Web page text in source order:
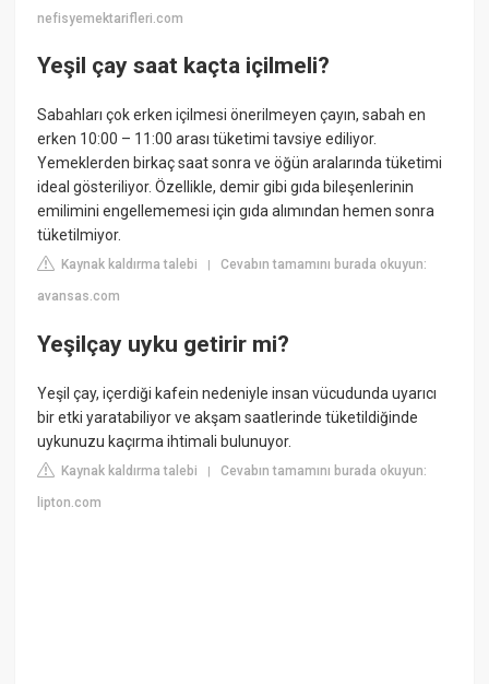
nefisyemektarifleri.com
Yeşil çay saat kaçta içilmeli?
Sabahları çok erken içilmesi önerilmeyen çayın, sabah en
erken 10:00 – 11:00 arası tüketimi tavsiye ediliyor.
Yemeklerden birkaç saat sonra ve öğün aralarında tüketimi
ideal gösteriliyor. Özellikle, demir gibi gıda bileşenlerinin
emilimini engellememesi için gıda alımından hemen sonra
tüketilmiyor.
Kaynak kaldırma talebi |Cevabın tamamını burada okuyun:
avansas.com
Yeşilçay uyku getirir mi?
Yeşil çay, içerdiği kafein nedeniyle insan vücudunda uyarıcı
bir etki yaratabiliyor ve akşam saatlerinde tüketildiğinde
uykunuzu kaçırma ihtimali bulunuyor.
Kaynak kaldırma talebi |Cevabın tamamını burada okuyun:
lipton.com